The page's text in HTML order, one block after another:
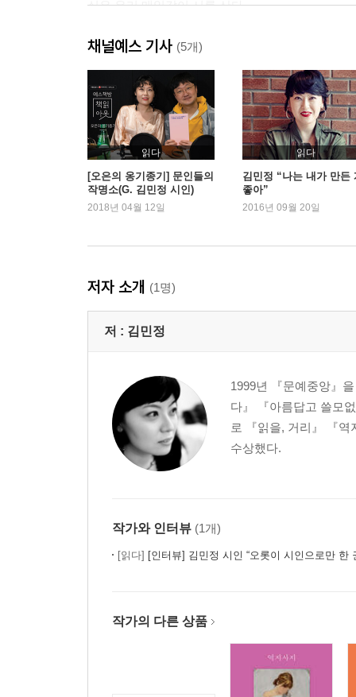
실은 우리 매일같이 시를 산다
실은 저도 입을 고민합니다
우리들은 언제까지나 러너다
화성에서 온 딸, 금성에서 온 아빠
댁의 여름은 안녕하십니까?
책책책, 이제 책 좀 읽읍시다
친구란 고로 조각이불 같은 거
예전엔 미처 몰랐어요, 그 흥!
시인으로 살다 죽다 시가 되는 일
저 늙는 것은 모르고
왕따가 왕따에게
꽃보다 사람
배울 건 배웁시다
복싱이 화두다
솔직히 좀 너무하잖아
말은 이렇게 단련된다
나라면 잘랐다
엄마밥, 엄마의 존재
사소한 외로움에 답함
성진 물텀벙이를 지나며
채널예스 기사 (5개)
읽다
[오은의 옹기종기] 문인들의
작명소(G. 김민정 시인)
2018년 04월 12일
읽다
김민정 “나는 내가 만든
좋아”
2016년 09월 20일
저자 소개 (1명)
저 : 김민정
1999년 『문예중앙』
다』 『아름답고 쓸모
로 『읽을, 거리』 『
수상했다.
작가와 인터뷰 (1개)
[읽다] [인터뷰] 김민정 시인 “오롯이 시인으로만 한 권이 만
작가의 다른 상품